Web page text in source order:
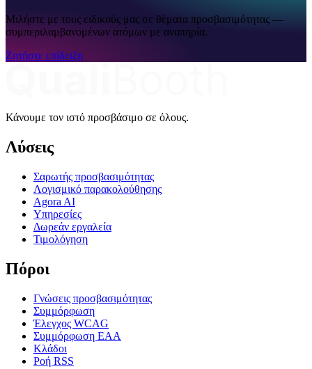
Μιλήστε με τους ειδικούς μας σε θέματα προσβασιμότητας —
συμπεριλαμβανομένων ατόμων με αναπηρία.
Ζητήστε επίδειξη
Κάνουμε τον ιστό προσβάσιμο σε όλους.
Λύσεις
Σαρωτής προσβασιμότητας
Λογισμικό παρακολούθησης
Agora AI
Υπηρεσίες
Δωρεάν εργαλεία
Τιμολόγηση
Πόροι
Γνώσεις προσβασιμότητας
Συμμόρφωση
Έλεγχος WCAG
Συμμόρφωση EAA
Κλάδοι
Ροή RSS